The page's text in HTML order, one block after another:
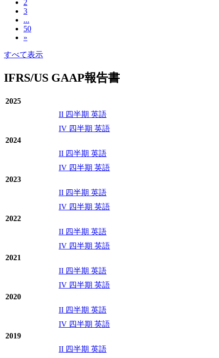
2
3
...
50
»
すべて表示
IFRS/US GAAP報告書
2025
II 四半期 英語
IV 四半期 英語
2024
II 四半期 英語
IV 四半期 英語
2023
II 四半期 英語
IV 四半期 英語
2022
II 四半期 英語
IV 四半期 英語
2021
II 四半期 英語
IV 四半期 英語
2020
II 四半期 英語
IV 四半期 英語
2019
II 四半期 英語